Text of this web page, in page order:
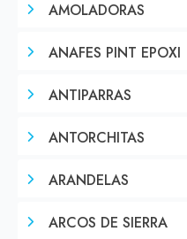
AMOLADORAS
ANAFES PINT EPOXI
ANTIPARRAS
ANTORCHITAS
ARANDELAS
ARCOS DE SIERRA